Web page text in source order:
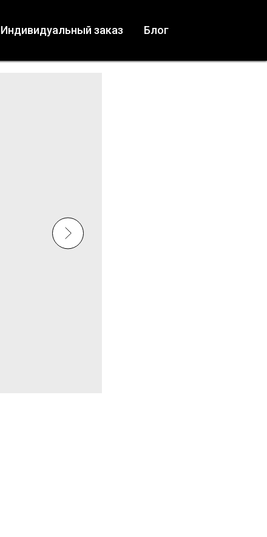
Индивидуальный заказ Блог